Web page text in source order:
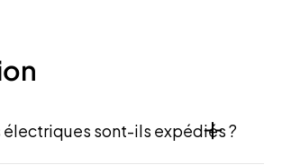
électriques sont-ils expédiés ?